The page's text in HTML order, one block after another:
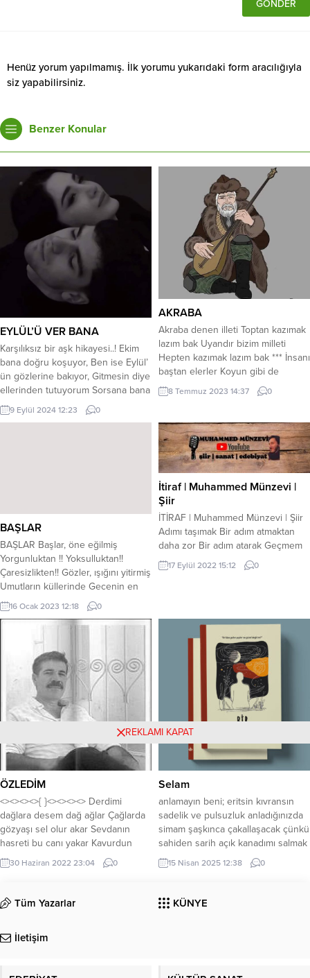
Henüz yorum yapılmamış. İlk yorumu yukarıdaki form aracılığıyla
siz yapabilirsiniz.
Benzer Konular
EYLÜL’Ü VER BANA
Karşılıksız bir aşk hikayesi..! Ekim
bana doğru koşuyor, Ben ise Eylül’
ün gözlerine bakıyor, Gitmesin diye
ellerinden tutuyorum Sorsana bana
ben iyi miyim..? Yine ben de
mevsimlerden gece ! Ya sende, ya
9 Eylül 2024 12:23 0
AKRABA
Akraba denen illeti Toptan kazımak
lazım bak Uyandır bizim milleti
Hepten kazımak lazım bak *** İnsanı
baştan elerler Koyun gibi de
melerler Bunlar gemiyi delerler
Kaptan kazımak lazım bak ***
hayır gelmez bundan Ne kenardan
ne ucundan Çaptan kazımak lazım
bak *** Alparslan ister mi gelmek...
8 Temmuz 2023 14:37 0
BAŞLAR
BAŞLAR Başlar, öne eğilmiş
Yorgunluktan !! Yoksulluktan!!
Çaresizlikten!! Gözler, ışığını yitirmiş
Umutların küllerinde Gecenin en
koyu renginde Ummanın,
bilinmezliğinde BAŞLAR!! Yönetimi
ele geçirmiş Kemiklerde ki ilik
bitmiş Kemiklerin beli bükülmüş
Yürüyecek gücü tükenmiş
BAŞLAR!! Her gün, karanlık ile
başlar Aydınlık er geç, ortaya çıkar
Karanlıklar, Gün’den korkar Bir gün,
ama...
16 Ocak 2023 12:18 0
İtiraf | Muhammed Münzevi |
Şiir
İTİRAF | Muhammed Münzevi | Şiir
Adımı taşımak Bir adım atmaktan
daha zor Bir adım atarak Geçmem
yansımalarından Sokak lambaları
Aydınlatır sanma sokakları Çocuklar
Gözyaşlarım döküyor beni Son
yaprağıma siliyorum gözlerimi
Bunlar, ruhum bedenimden
Ayrıldıktan sonra...
17 Eylül 2022 15:12 0
ÖZLEDİM
<><><><>{ }<><><><> Derdimi
dağlara desem dağ ağlar Çağlarda
gözyaşı sel olur akar Sevdanın
hasreti bu canı yakar Kavurdun
benligimi kül eyledin Savurduğun
yelde SENİ ÖZLEDİM Elini çekip
ciğerim gör nefessiz kaldım Ruhum
sığmıyor dar gelir bedenim Bıktım
yaşarken ÖLÜMÜ ÖZLEDİM
30 Haziran 2022 23:04 0
Selam
anlamayın beni; eritsin kıvransın
sadelik ve pulsuzluk anladığınızda
simam şaşkınca çakallaşacak çünkü
sahiden sarih açık kanadımı salmak
istiyorum azat olmak kötülüğü
parçalayıp, iyiliğe kuşanmak saf
doyumsuzca bilgi merakına atılmalı
yüreğim heyecanlarımı şafağa
15 Nisan 2025 12:38 0
Tüm Yazarlar KÜNYE
İletişim
REKLAMI KAPAT